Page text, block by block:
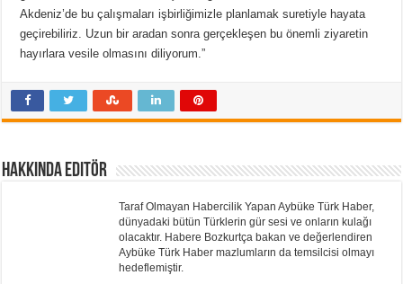
Akdeniz’de bu çalışmaları işbirliğimizle planlamak suretiyle hayata
geçirebiliriz. Uzun bir aradan sonra gerçekleşen bu önemli ziyaretin
hayırlara vesile olmasını diliyorum.”
Hakkında Editör
Taraf Olmayan Habercilik Yapan Aybüke Türk Haber,
dünyadaki bütün Türklerin gür sesi ve onların kulağı
olacaktır. Habere Bozkurtça bakan ve değerlendiren
Aybüke Türk Haber mazlumların da temsilcisi olmayı
hedeflemiştir.